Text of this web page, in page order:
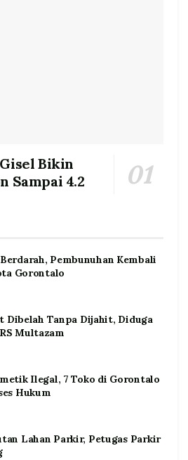
Bikin
Sampai 4.2
Pembunuhan Kembali
Gorontalo
Dibelah Tanpa Dijahit, Diduga
Multazam
Ilegal, 7 Toko di Gorontalo
Hukum
Lahan Parkir, Petugas Parkir